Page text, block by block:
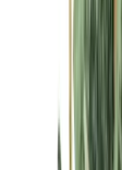
Strains